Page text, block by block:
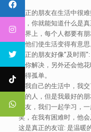
真正的朋友在生活中很
友，你就能知道什么是真
世界上，每个人都要有
是他们使生活变得有意思
真正的朋友好像”及时雨
帮你解决，另外还会他
变得孤单。
在我自己的生活中，我
暖的人，但是我最好的
朋友，我们一起学习，
笑，在我有困难时，他会
这是真正的友谊: 是温暖